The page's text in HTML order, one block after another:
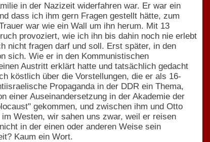
in der Nazizeit widerfahren war. Er war ein
dass ich ihm gern Fragen gestellt hätte, zum
war wie ein Wall um ihn herum. Mit 13
provoziert, wie ich ihn bis dahin noch nie erlebt
nicht fragen darf und soll. Erst später, in den
sich. Wie er in den Kommunistischen
Austritt erklärt hatte und tatsächlich gedacht
köstlich über die Vorstellungen, die er als 16-
Propaganda in der DDR ein Thema,
einer Auseinandersetzung in der Akademie der
gekommen, und zwischen ihm und Otto
Westen, wir sahen uns zwar, weil er reisen
in der einen oder anderen Weise sein
Kaum ein Wort.